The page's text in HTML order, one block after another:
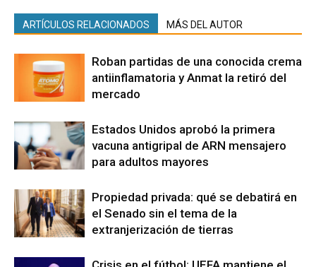
ARTÍCULOS RELACIONADOS MÁS DEL AUTOR
Roban partidas de una conocida crema
antiinflamatoria y Anmat la retiró del
mercado
Estados Unidos aprobó la primera
vacuna antigripal de ARN mensajero
para adultos mayores
Propiedad privada: qué se debatirá en
el Senado sin el tema de la
extranjerización de tierras